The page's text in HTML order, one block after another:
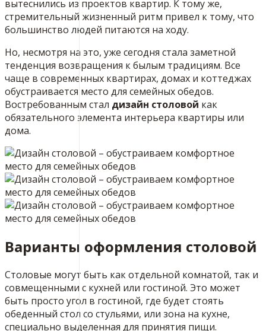
вытеснились из проектов квартир. К тому же,
стремительный жизненный ритм привел к тому, что
большинство людей питаются на ходу.
Но, несмотря на это, уже сегодня стала заметной
тенденция возвращения к былым традициям. Все
чаще в современных квартирах, домах и коттеджах
обустраивается место для семейных обедов.
Востребованным стал дизайн столовой как
обязательного элемента интерьера квартиры или
дома.
Варианты оформления столовой
Столовые могут быть как отдельной комнатой, так и
совмещенными с кухней или гостиной. Это может
быть просто угол в гостиной, где будет стоять
обеденный стол со стульями, или зона на кухне,
специально выделенная для принятия пищи.